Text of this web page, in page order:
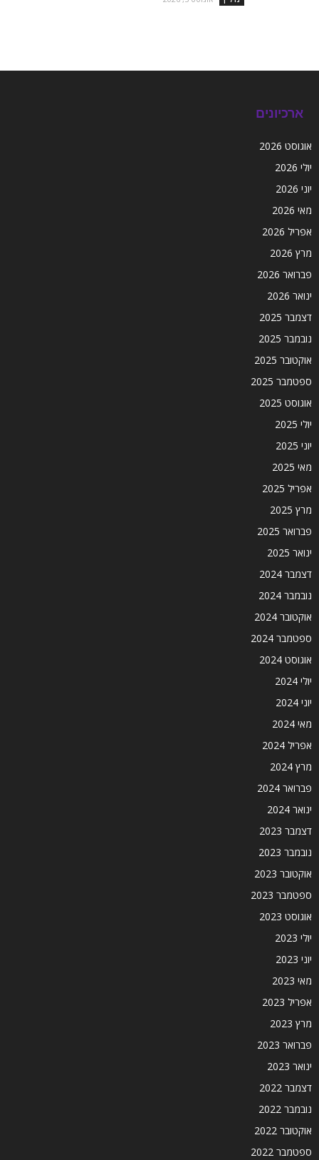
ארכיונים
אוגוסט 2026
יולי 2026
יוני 2026
מאי 2026
אפריל 2026
מרץ 2026
פברואר 2026
ינואר 2026
דצמבר 2025
נובמבר 2025
אוקטובר 2025
ספטמבר 2025
אוגוסט 2025
יולי 2025
יוני 2025
מאי 2025
אפריל 2025
מרץ 2025
פברואר 2025
ינואר 2025
דצמבר 2024
נובמבר 2024
אוקטובר 2024
ספטמבר 2024
אוגוסט 2024
יולי 2024
יוני 2024
מאי 2024
אפריל 2024
מרץ 2024
פברואר 2024
ינואר 2024
דצמבר 2023
נובמבר 2023
אוקטובר 2023
ספטמבר 2023
אוגוסט 2023
יולי 2023
יוני 2023
מאי 2023
אפריל 2023
מרץ 2023
פברואר 2023
ינואר 2023
דצמבר 2022
נובמבר 2022
אוקטובר 2022
ספטמבר 2022